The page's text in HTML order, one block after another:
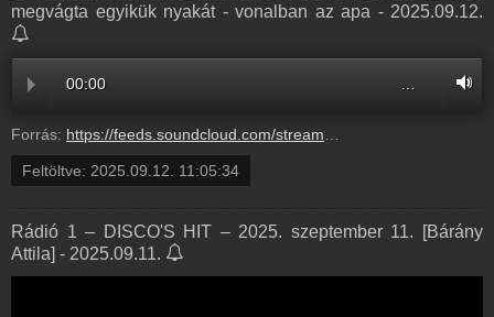
megvágta egyikük nyakát - vonalban az apa - 2025.09.12.
00:00
Forrás: https://feeds.soundcloud.com/stream/2169330636-balazsek-2-harom-ferfi-molesztalhatott-egy-not-a-hev-en-az-apja-megvagta-egyikuk-nyakat-vonalban-az-apa-2.mp3
Feltöltve: 2025.09.12. 11:05:34
Rádió 1 – DISCO'S HIT – 2025. szeptember 11. [Bárány
Attila] - 2025.09.11.